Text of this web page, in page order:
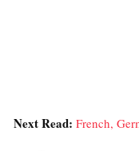
Next Read: French,